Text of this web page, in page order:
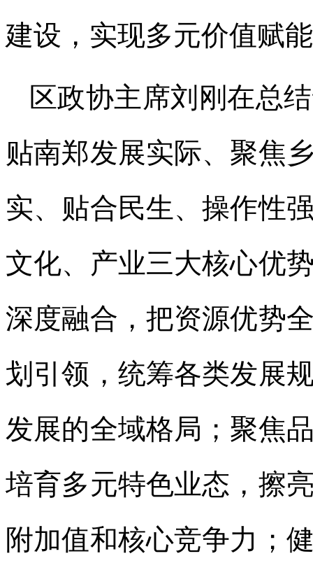
建设，实现多元价值赋
区政协主席刘刚在总
贴南郑发展实际、聚焦
实、贴合民生、操作性
文化、产业三大核心优
深度融合，把资源优势
划引领，统筹各类发展
发展的全域格局；聚焦
培育多元特色业态，擦
附加值和核心竞争力；